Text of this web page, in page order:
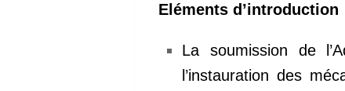
Eléments d’introduction
La soumission de
l’instauration des